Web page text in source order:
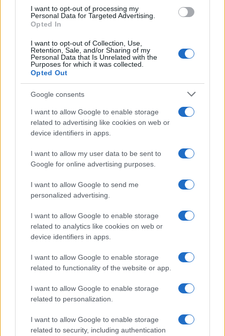
I want to opt-out of processing my
Personal Data for Targeted Advertising.
Opted In
I want to opt-out of Collection, Use,
Retention, Sale, and/or Sharing of my
Personal Data that Is Unrelated with the
Purposes for which it was collected.
Opted Out
Google consents
I want to allow Google to enable storage
related to advertising like cookies on web or
device identifiers in apps.
I want to allow my user data to be sent to
Google for online advertising purposes.
I want to allow Google to send me
personalized advertising.
I want to allow Google to enable storage
related to analytics like cookies on web or
device identifiers in apps.
I want to allow Google to enable storage
related to functionality of the website or app.
I want to allow Google to enable storage
related to personalization.
I want to allow Google to enable storage
related to security, including authentication
Opozorilo:Po 297. členu Kazenskega zakonika je
posameznik kazensko odgovoren za javno spodbujanje
sovraštva, nasilja ali nestrpnosti. Komentarji z žaljivimi,
rasističnimi, diskriminatornimi ali nezakonitimi vsebinami bodo
Failed to fetch
Kategorije: Novice
Ključne besede:
Ravne na Koroškem
ukrepi
Več iz kraja Ravne na Koroškem